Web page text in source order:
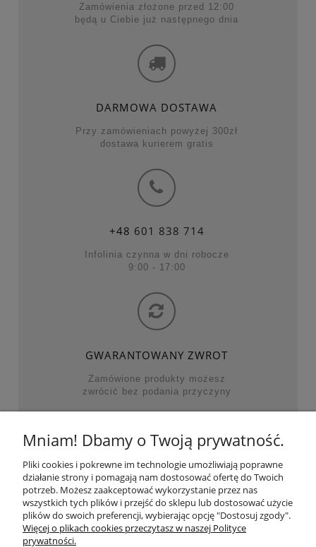
Zamówienia złożone przed 12:00
będą u Ciebie już następnego dnia
DARMOWA DOSTAWA
Przy zamówieniach powyżej 300zł
dostawa kurierem gratis
+48 601 838 714
Infolinia czynna w dni robocze
9:00 - 17:00
GWARANTOWANY ZWROT
Zamówione produkty możesz
zwrócić bez podania przyczyny
NAJWAŻNIEJSZE KATEGORIE
POMOC
MOJE KONTO
Mniam! Dbamy o Twoją prywatność.
Pliki cookies i pokrewne im technologie umożliwiają poprawne
działanie strony i pomagają nam dostosować ofertę do Twoich
potrzeb. Możesz zaakceptować wykorzystanie przez nas
wszystkich tych plików i przejść do sklepu lub dostosować użycie
plików do swoich preferencji, wybierając opcję "Dostosuj zgody".
Więcej o plikach cookies przeczytasz w naszej Polityce
prywatności.